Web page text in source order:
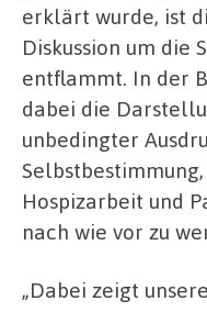
erklärt wurde, ist
Diskussion um die
entflammt. In der
dabei die
unbedingter
Hospizarbeit und
nach wie vor zu
„Dabei zeigt